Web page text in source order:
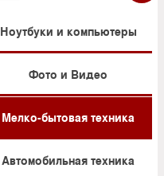
Ноутбуки и компьютеры
Фото и Видео
Мелко-бытовая техника
Автомобильная техника